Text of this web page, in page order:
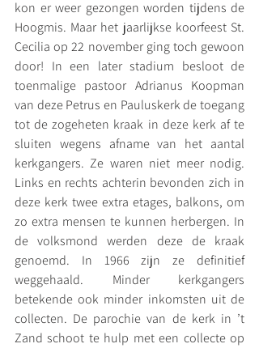
kon er weer gezongen worden tijdens de
Hoogmis. Maar het jaarlijkse koorfeest St.
Cecilia op 22 november ging toch gewoon
door! In een later stadium besloot de
toenmalige pastoor Adrianus Koopman
van deze Petrus en Pauluskerk de toegang
tot de zogeheten kraak in deze kerk af te
sluiten wegens afname van het aantal
kerkgangers. Ze waren niet meer nodig.
Links en rechts achterin bevonden zich in
deze kerk twee extra etages, balkons, om
zo extra mensen te kunnen herbergen. In
de volksmond werden deze de kraak
genoemd. In 1966 zijn ze definitief
weggehaald. Minder kerkgangers
betekende ook minder inkomsten uit de
collecten. De parochie van de kerk in ’t
Zand schoot te hulp met een collecte op